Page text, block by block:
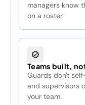
managers know
on a roster.
Teams built,
Guards don't
and supervisors
your team.